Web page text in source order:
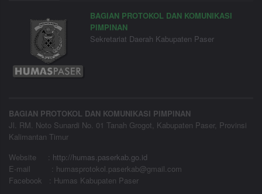
BAGIAN PROTOKOL DAN KOMUNIKASI
PIMPINAN
Sekretariat Daerah Kabupaten Paser
BAGIAN PROTOKOL DAN KOMUNIKASI PIMPINAN
Jl. RM. Noto Sunardi No. 01 Tanah Grogot, Kabupaten Paser, Provinsi
Kalimantan Timur
Website
: http://humas.paserkab.go.id
E-mail : humasprotokol.paserkab@gmail.com
Facebook : Humas Kabupaten Paser